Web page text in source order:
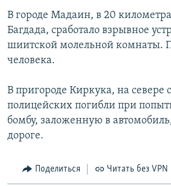
СИБИРЬ.РЕАЛИИ
РАСПИСАНИЕ ВЕЩАНИЯ
ПОДПИШИТЕСЬ НА РАССЫЛКУ
СОЦИАЛЬНЫЕ СЕТИ
Все сайты РСЕ/РС
В городе Мадаин, в 20
Багдада, сработало взрывное
шиитской молельной комнаты.
человека.
В пригороде Киркука, на севере
полицейских погибли при
бомбу, заложенную в
дороге.
Поделиться Читать без VPN